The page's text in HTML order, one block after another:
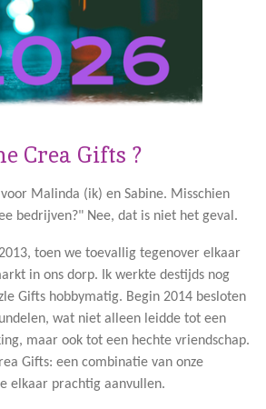
Crea Gifts ?
Malinda (ik) en Sabine. Misschien
bedrijven?" Nee, dat is niet het geval.
toen we toevallig tegenover elkaar
in ons dorp. Ik werkte destijds nog
Gifts hobbymatig. Begin 2014 besloten
wat niet alleen leidde tot een
maar ook tot een hechte vriendschap.
Gifts: een combinatie van onze
elkaar prachtig aanvullen.